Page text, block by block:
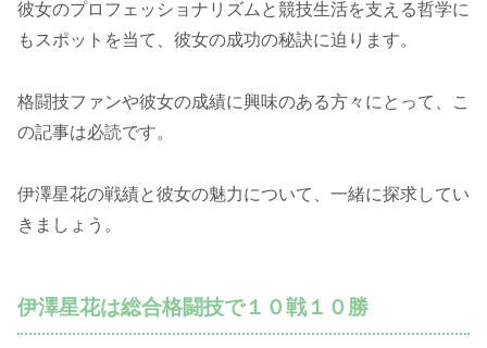
彼女のプロフェッショナリズムと競技生活を支える哲学に
もスポットを当て、彼女の成功の秘訣に迫ります。
格闘技ファンや彼女の成績に興味のある方々にとって、こ
の記事は必読です。
伊澤星花の戦績と彼女の魅力について、一緒に探求してい
きましょう。
伊澤星花は総合格闘技で１０戦１０勝